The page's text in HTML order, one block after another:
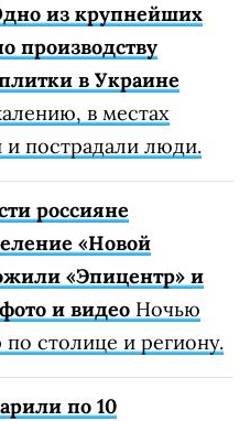
из крупнейших
производству
в Украине
в местах
и пострадали люди.
россияне
«Новой
«Эпицентр» и
и видео Ночью
по столице и региону.
по 10